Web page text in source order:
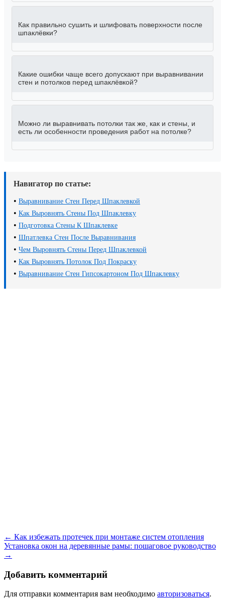
Как правильно сушить и шлифовать поверхности после
шпаклёвки?
Какие ошибки чаще всего допускают при выравнивании
стен и потолков перед шпаклёвкой?
Можно ли выравнивать потолки так же, как и стены, и
есть ли особенности проведения работ на потолке?
Навигатор по статье:
• Выравнивание Стен Перед Шпаклевкой
• Как Выровнять Стены Под Шпаклевку
• Подготовка Стены К Шпаклевке
• Шпатлевка Стен После Выравнивания
• Чем Выровнять Стены Перед Шпаклевкой
• Как Выровнять Потолок Под Покраску
• Выравнивание Стен Гипсокартоном Под Шпаклевку
Навигация
по
записям
← Как избежать протечек при монтаже систем отопления
Установка окон на деревянные рамы: пошаговое руководство
→
Добавить комментарий
Для отправки комментария вам необходимо авторизоваться.